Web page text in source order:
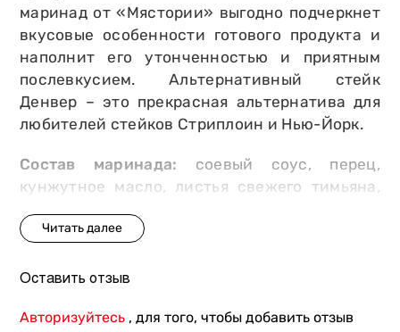
маринад от «Мястории» выгодно подчеркнет
вкусовые особенности готового продукта и
наполнит его утонченностью и приятным
послевкусием. Альтернативный стейк
Денвер – это прекрасная альтернатива для
любителей стейков Стриплоин и Нью-Йорк.
Состав маринада: соевый соус, перец,
кунжутное масло, листья свежего тимьяна,
Оставить отзыв
Авторизуйтесь , для того, чтобы добавить отзыв